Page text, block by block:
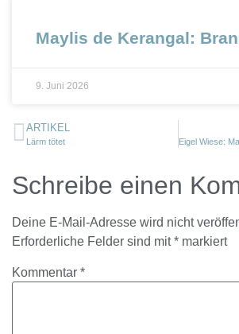
Maylis de Kerangal:
9. Juni 2026
ARTIKEL
Lärm tötet
Schreibe einen
Deine E-Mail-Adresse wird nicht
Erforderliche Felder sind mit* markiert
Kommentar *